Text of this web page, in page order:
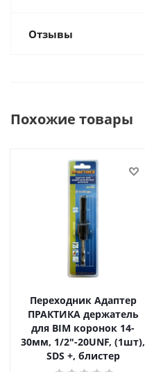
Отзывы
Похожие товары
Переходник Адаптер
ПРАКТИКА держатель
для BIM коронок 14-
30мм, 1/2"-20UNF, (1шт),
SDS +, блистер